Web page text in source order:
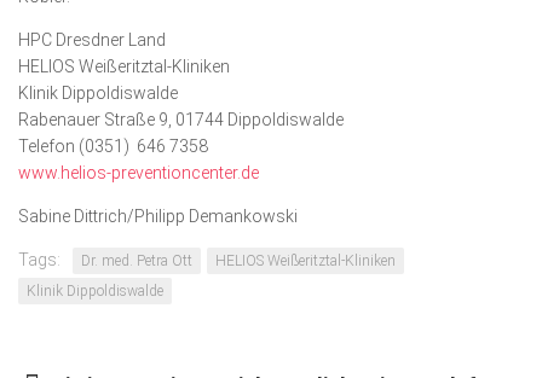
HPC Dresdner Land
HELIOS Weißeritztal-Kliniken
Klinik Dippoldiswalde
Rabenauer Straße 9, 01744 Dippoldiswalde
Telefon (0351) 646 7358
www.helios-preventioncenter.de
Sabine Dittrich/Philipp Demankowski
Tags: Dr. med. Petra Ott
HELIOS Weißeritztal-Kliniken
Klinik Dippoldiswalde